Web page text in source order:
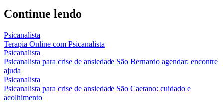
Continue lendo
Psicanalista
Terapia Online com Psicanalista
Psicanalista
Psicanalista para crise de ansiedade São Bernardo agendar: encontre
ajuda
Psicanalista
Psicanalista para crise de ansiedade São Caetano: cuidado e
acolhimento